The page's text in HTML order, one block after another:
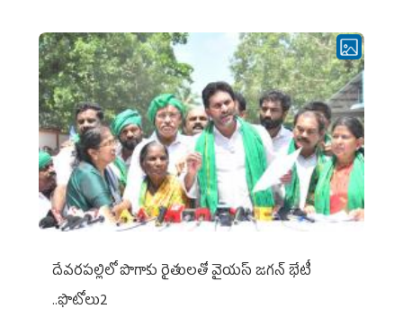
దేవరపల్లిలో పొగాకు రైతులతో వైయస్ జగన్ భేటీ
..ఫొటోలు2